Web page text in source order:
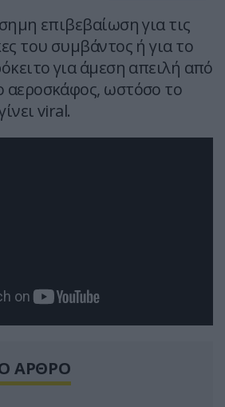
επιβεβαίωση για τις
του συμβάντος ή για το
για άμεση απειλή από
αεροσκάφος, ωστόσο το
viral.
ΑΡΘΡΟ